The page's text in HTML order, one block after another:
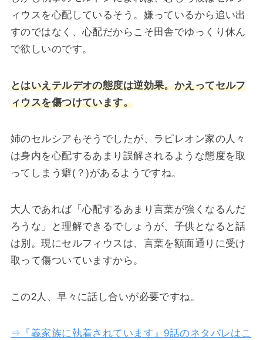
ィウスを心配しているそう。嫌っているから追い出
すのではなく、心配だからこそ田舎でゆっくり休ん
で欲しいのです。
とはいえテルデオの態度は逆効果。かえってセルフ
ィウスを傷つけています。
姉のセルシアもそうでしたが、ラピレオン家の人々
は身内を心配するあまり誤解されるような態度を取
ってしまう癖(？)があるようですね。
大人であれば「心配するあまり言葉が強くなるんだ
ろうな」と理解できるでしょうが、子供となると話
は別。現にセルフィウスは、言葉を額面通りに受け
取って傷ついていますから。
この2人、早々に話し合いが必要ですね。
⇒『義家族に執着されています』9話のネタバレはこ